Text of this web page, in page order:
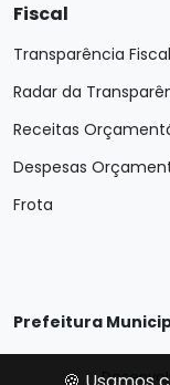
Fiscal
Transparência Fiscal
Radar da
Receitas
Despesas
Frota
Prefeitura